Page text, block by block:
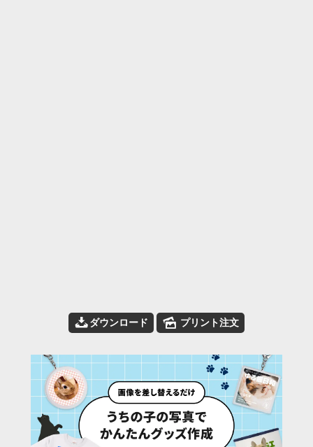
📥ダウンロード 🌄 プリント注文